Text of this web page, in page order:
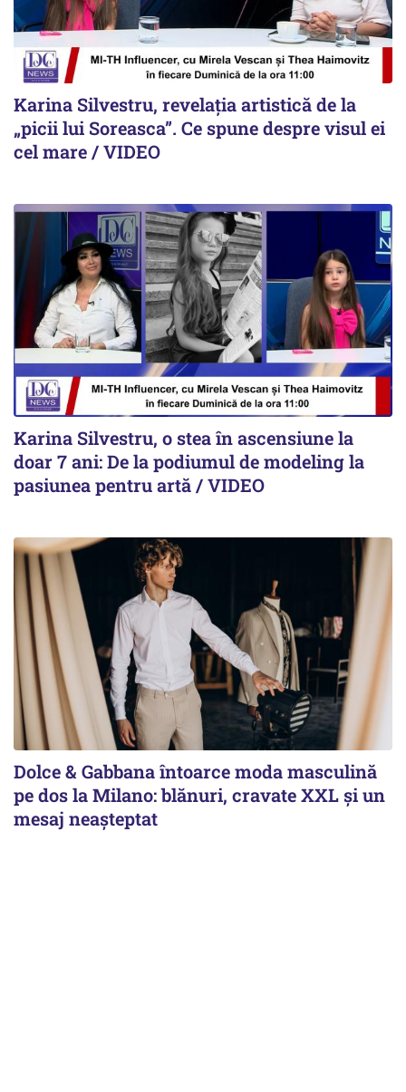
Karina Silvestru, revelația artistică de la
„picii lui Soreasca”. Ce spune despre visul ei
cel mare / VIDEO
Karina Silvestru, o stea în ascensiune la
doar 7 ani: De la podiumul de modeling la
pasiunea pentru artă / VIDEO
Dolce & Gabbana întoarce moda masculină
pe dos la Milano: blănuri, cravate XXL și un
mesaj neașteptat